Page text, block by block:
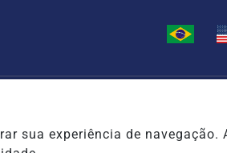
sua experiência de